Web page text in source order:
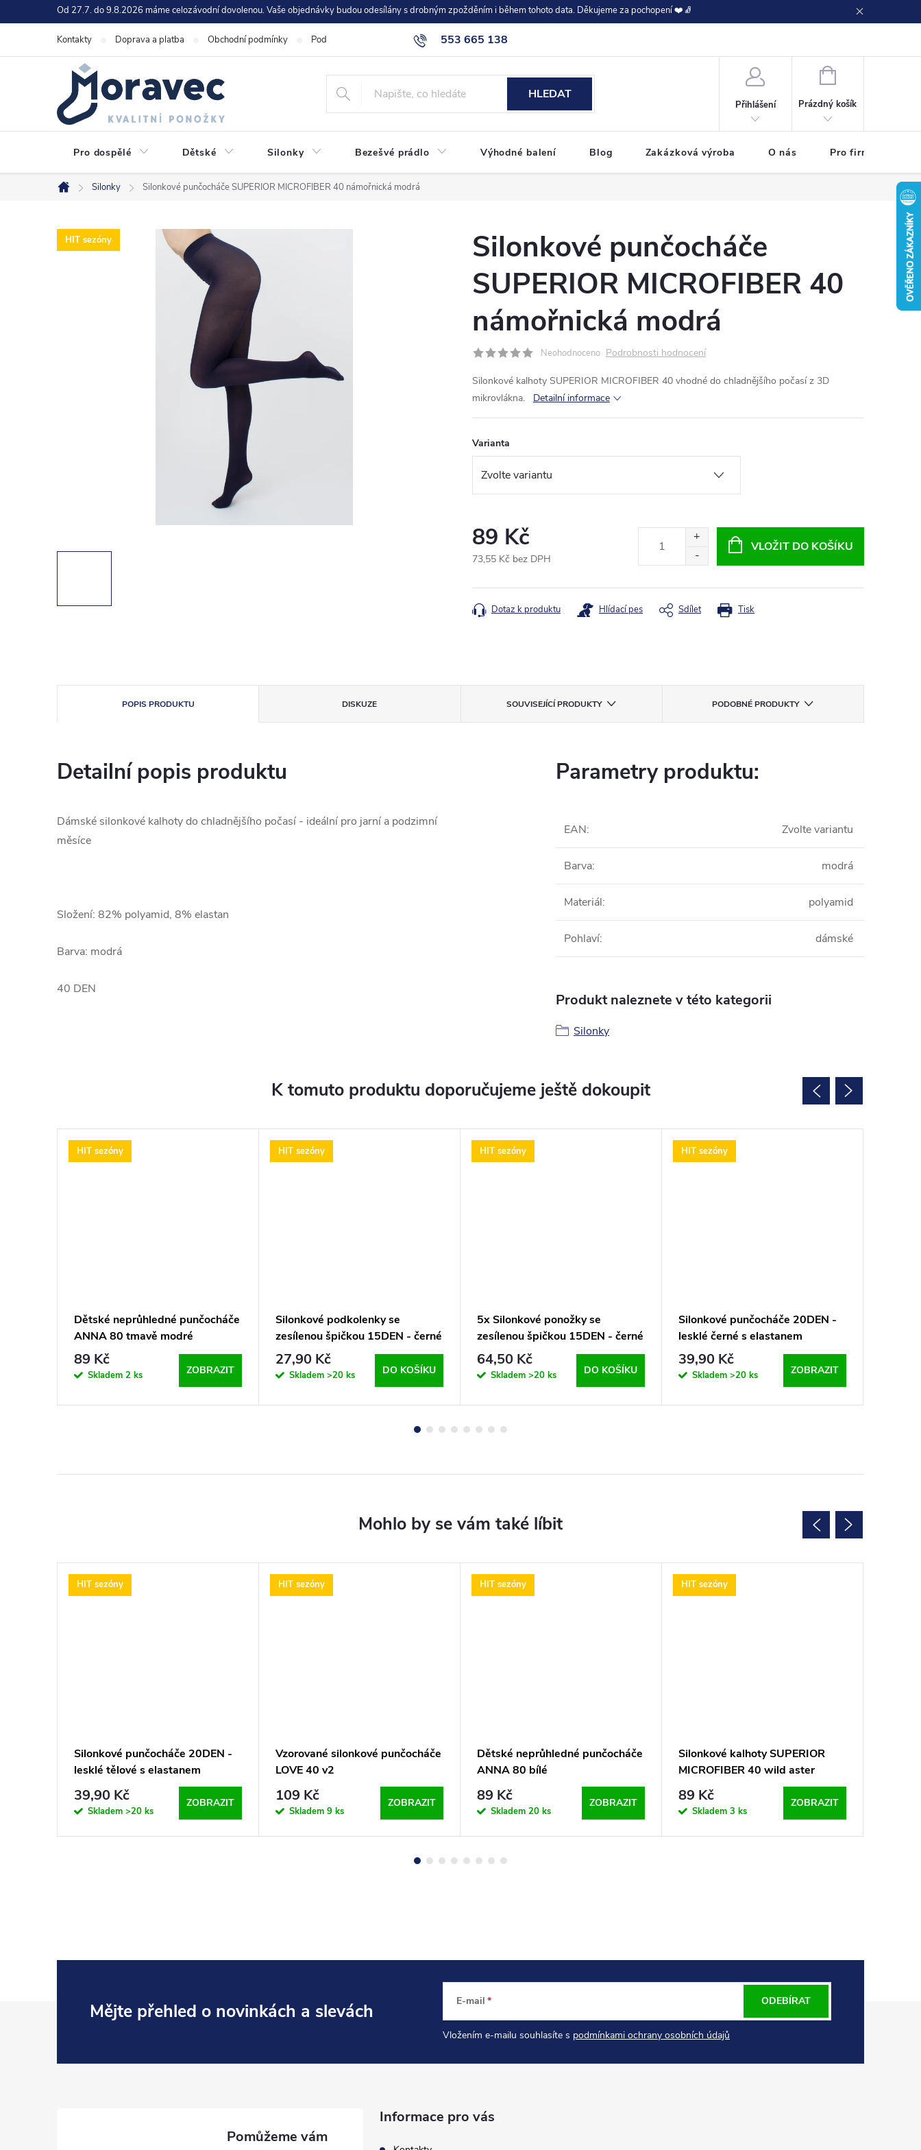
na
Od 27.7. do 9.8.2026 máme celozávodní dovolenou. Vaše objednávky budou odesílány s drobným zpožděním i během tohoto data. Děkujeme za pochopení ❤️🧦
553 665 138
objednavky@moravec-cz.com
Kontakty Doprava a platba Obchodní podmínky Podmínky ochrany osobních údajů
HLEDAT
Přihlášení
NÁKUPNÍ
Prázdný košík
Pro dospělé Dětské Silonky Bezešvé prádlo Výhodné balení Blog Zakázková výroba O nás Pro firmy
Domů
Silonky Silonkové punčocháče SUPERIOR MICROFIBER 40 námořnická modrá
HIT sezóny
Silonkové punčocháče
SUPERIOR MICROFIBER 40
námořnická modrá
Neohodnoceno Podrobnosti hodnocení
Silonkové kalhoty SUPERIOR MICROFIBER 40 vhodné do chladnějšího počasí z 3D
mikrovlákna.
Detailní informace
Varianta
89 Kč
73,55 Kč bez DPH
cena:
VLOŽIT DO KOŠÍKU
Tisk
Dotaz k produktu Hlídací pes Sdílet
POPIS PRODUKTU DISKUZE SOUVISEJÍCÍ PRODUKTY PODOBNÉ PRODUKTY
Detailní popis produktu
Dámské silonkové kalhoty do chladnějšího počasí - ideální pro jarní a podzimní
měsíce
Složení: 82% polyamid, 8% elastan
Barva: modrá
40 DEN
Parametry produktu:
EAN: Zvolte variantu
Barva: modrá
Materiál: polyamid
Pohlaví: dámské
Produkt naleznete v této kategorii
Silonky
K tomuto produktu doporučujeme ještě dokoupit
HIT sezóny
Dětské neprůhledné punčocháče
ANNA 80 tmavě modré
89 Kč
Skladem 2 ks ZOBRAZIT
HIT sezóny
Silonkové podkolenky se
zesílenou špičkou 15DEN - černé
2 páry v balení
27,90 Kč
Skladem >20 ks DO KOŠÍKU
HIT sezóny
5x Silonkové ponožky se
zesílenou špičkou 15DEN - černé
64,50 Kč
Skladem >20 ks DO KOŠÍKU
HIT sezóny
Silonkové punčocháče 20DEN -
lesklé černé s elastanem
39,90 Kč
Skladem >20 ks ZOBRAZIT
HIT sezóny
Silonkové punčocháče 20DEN -
lesklé tělové s elastanem
39,90 Kč
Skladem >20 ks
ZOBRAZIT
HIT sezóny
Vzorované silonkové punčocháče
LOVE 40 v2
109 Kč
Skladem 9 ks
ZOBRAZIT
HIT sezóny
Dětské neprůhledné punčocháče
ANNA 80 bílé
89 Kč
Skladem 20 ks
ZOBRAZIT
HIT sezóny
Silonkové kalhoty SUPERIOR
MICROFIBER 40 wild aster
89 Kč
Skladem 3 ks
ZOBRAZIT
Mějte přehled o novinkách a slevách E-mail
Vložením e-mailu souhlasíte s podmínkami ochrany osobních údajů
ODEBÍRAT
Informace pro vás